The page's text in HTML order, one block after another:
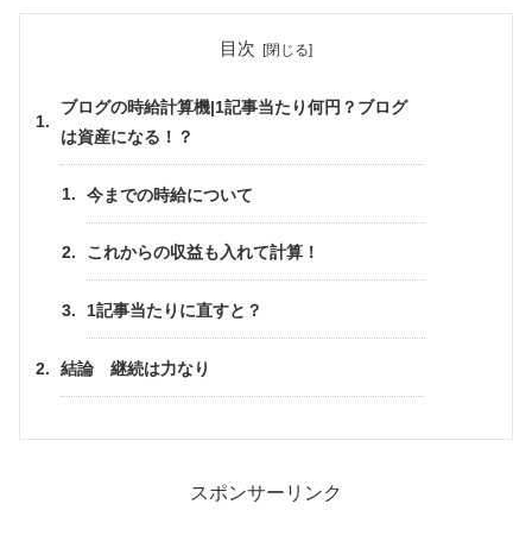
目次
ブログの時給計算機|1記事当たり何円？ブログ
は資産になる！？
今までの時給について
これからの収益も入れて計算！
1記事当たりに直すと？
結論 継続は力なり
スポンサーリンク